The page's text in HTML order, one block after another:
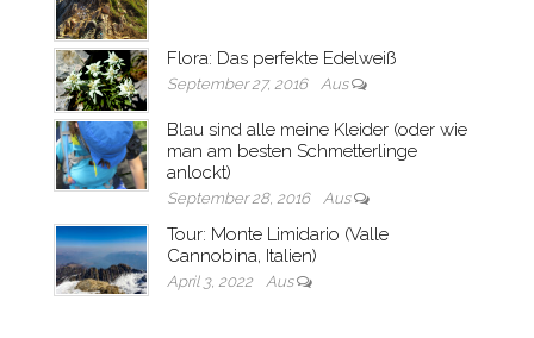
Flora: Das perfekte Edelweiß
September 27, 2016 Aus
Blau sind alle meine Kleider (oder wie
man am besten Schmetterlinge
anlockt)
September 28, 2016 Aus
Tour: Monte Limidario (Valle
Cannobina, Italien)
April 3, 2022 Aus